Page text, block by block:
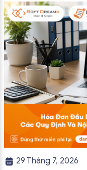
trường hợp hóa đơn
29 Tháng 7, 2026